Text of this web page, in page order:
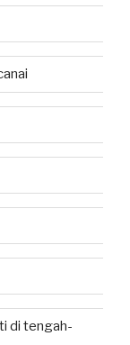
di tengah-